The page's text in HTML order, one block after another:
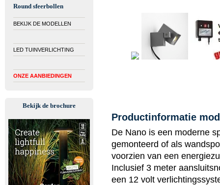
Round sfeerbollen
BEKIJK DE MODELLEN
LED TUINVERLICHTING
ONZE AANBIEDINGEN
Bekijk de brochure
Productinformatie
De Nano is een moderne
gemonteerd of als
voorzien van een
Inclusief 3 meter
een 12 volt